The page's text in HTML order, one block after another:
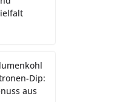
Dip:
aus